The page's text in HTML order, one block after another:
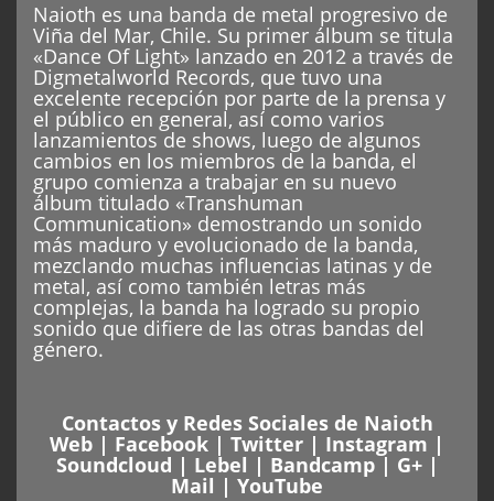
Naioth es una banda de metal progresivo de
Viña del Mar, Chile. Su primer álbum se titula
«Dance Of Light» lanzado en 2012 a través de
Digmetalworld Records, que tuvo una
excelente recepción por parte de la prensa y
el público en general, así como varios
lanzamientos de shows, luego de algunos
cambios en los miembros de la banda, el
grupo comienza a trabajar en su nuevo
álbum titulado «Transhuman
Communication» demostrando un sonido
más maduro y evolucionado de la banda,
mezclando muchas influencias latinas y de
metal, así como también letras más
complejas, la banda ha logrado su propio
sonido que difiere de las otras bandas del
género.
Contactos y Redes Sociales de Naioth
Web | Facebook | Twitter | Instagram |
Soundcloud | Lebel | Bandcamp| G+|
Mail | YouTube